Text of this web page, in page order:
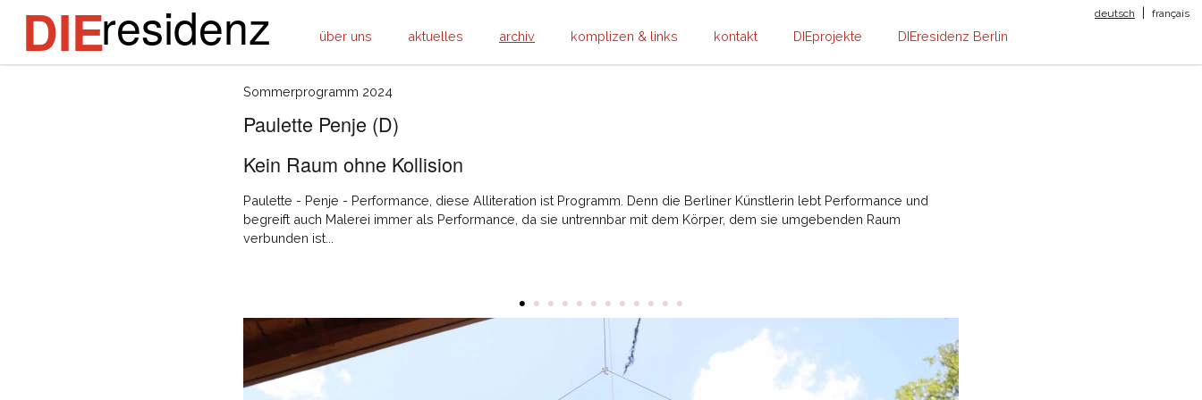
DIEresidenz über uns aktuelles archiv komplizen & links kontakt DIEprojekte DIEresidenz Berlin
deutsch | français
Sommerprogramm 2024
Paulette Penje (D)
Kein Raum ohne Kollision
Paulette - Penje - Performance, diese Alliteration ist Programm. Denn die Berliner Künstlerin lebt Performance und
begreift auch Malerei immer als Performance, da sie untrennbar mit dem Körper, dem sie umgebenden Raum
verbunden ist...
• • • • • • • • • • • •